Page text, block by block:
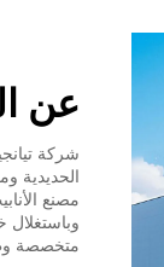
عن
شركة
متخصصة